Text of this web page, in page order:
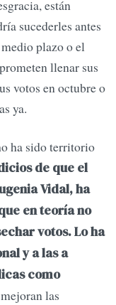
están
sucederles antes
plazo o el
llenar sus
votos en octubre o
ya.
ha sido territorio
de que el
Vidal, ha
en teoría no
votos. Lo ha
y a las a
como
las